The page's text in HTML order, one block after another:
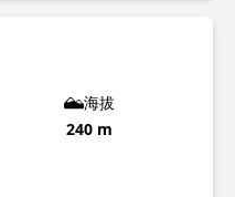
海拔
240 m